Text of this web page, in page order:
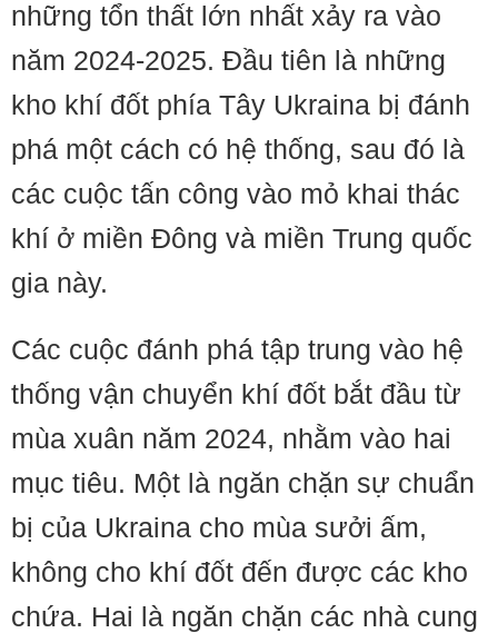
những tổn thất lớn nhất xảy ra vào
năm 2024-2025. Đầu tiên là những
kho khí đốt phía Tây Ukraina bị đánh
phá một cách có hệ thống, sau đó là
các cuộc tấn công vào mỏ khai thác
khí ở miền Đông và miền Trung quốc
gia này.
Các cuộc đánh phá tập trung vào hệ
thống vận chuyển khí đốt bắt đầu từ
mùa xuân năm 2024, nhằm vào hai
mục tiêu. Một là ngăn chặn sự chuẩn
bị của Ukraina cho mùa sưởi ấm,
không cho khí đốt đến được các kho
chứa. Hai là ngăn chặn các nhà cung